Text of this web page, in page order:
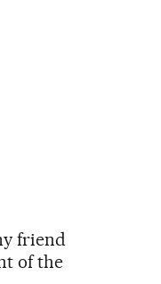
friend
of the